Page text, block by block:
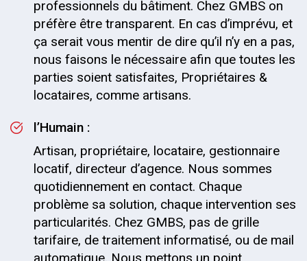
professionnels du bâtiment. Chez GMBS on
préfère être transparent. En cas d’imprévu, et
ça serait vous mentir de dire qu’il n’y en a pas,
nous faisons le nécessaire afin que toutes les
parties soient satisfaites, Propriétaires &
locataires, comme artisans.
l’Humain :
Artisan, propriétaire, locataire, gestionnaire
locatif, directeur d’agence. Nous sommes
quotidiennement en contact. Chaque
problème sa solution, chaque intervention ses
particularités. Chez GMBS, pas de grille
tarifaire, de traitement informatisé, ou de mail